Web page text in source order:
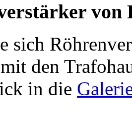
von
sich
den
in die